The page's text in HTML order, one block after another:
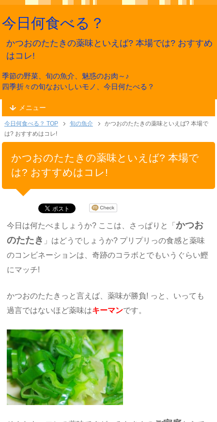
今日何食べる？
かつおのたたきの薬味といえば? 本場では? おすすめ
はコレ!
季節の野菜、旬の魚介、魅惑のお肉～♪
四季折々の旬なおいしいモノ、今日何たべる？
メニュー
今日何食べる？ TOP 旬の魚介
かつおのたたきの薬味といえば? 本場で
は? おすすめはコレ!
かつおのたたきの薬味といえば? 本場で
は? おすすめはコレ!
今日は何たべましょうか? ここは、さっぱりと「かつお
のたたき 」はどうでしょうか? プリプリっの食感と薬味
のコンビネーションは、奇跡のコラボとでもいうぐらい鰹
にマッチ!
かつおのたたきっと言えば、薬味が勝負! っと、いっても
過言ではないほど薬味はキーマンです。